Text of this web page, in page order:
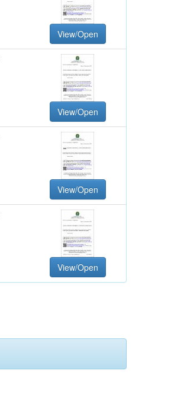
View/Open
View/Open
View/Open
View/Open